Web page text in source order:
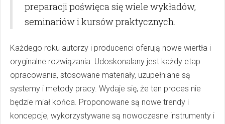
preparacji poświęca się wiele wykładów,
seminariów i kursów praktycznych.
Każdego roku autorzy i producenci oferują nowe wiertła i
oryginalne rozwiązania. Udoskonalany jest każdy etap
opracowania, stosowane materiały, uzupełniane są
systemy i metody pracy. Wydaje się, że ten proces nie
będzie miał końca. Proponowane są nowe trendy i
koncepcje, wykorzystywane są nowoczesne instrumenty i